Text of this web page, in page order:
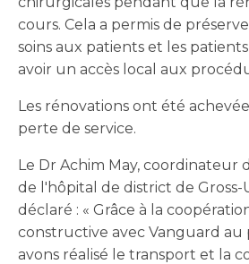
cours. Cela a permis de
soins aux patients et les
avoir un accès local aux
Les rénovations ont été
perte de service.
Le Dr Achim May, coordinateur
de l'hôpital de district de Gross-
déclaré : « Grâce à la
constructive avec Vanguard au
avons réalisé le transport et la